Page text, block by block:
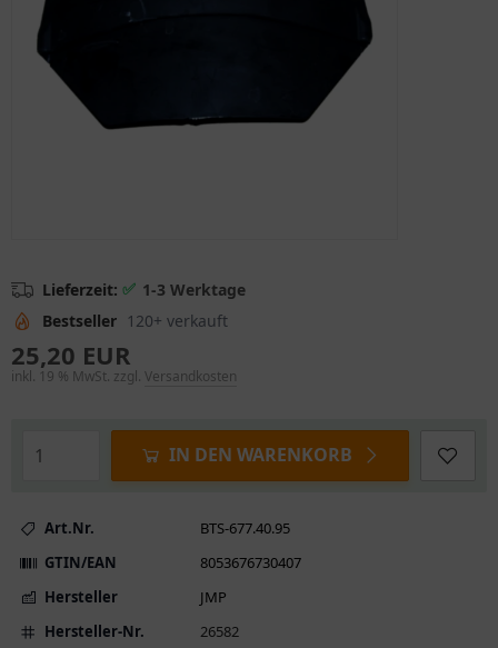
Lieferzeit: ✅ 1-3 Werktage
Bestseller 120+ verkauft
25,20 EUR
inkl. 19 % MwSt. zzgl. Versandkosten
IN DEN WARENKORB
Art.Nr.
BTS-677.40.95
GTIN/EAN
8053676730407
Hersteller
JMP
Hersteller-Nr.
26582